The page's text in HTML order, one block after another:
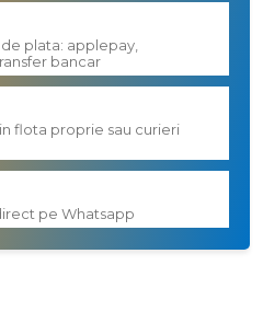
plata: applepay,
bancar
flota proprie sau curieri
pe Whatsapp